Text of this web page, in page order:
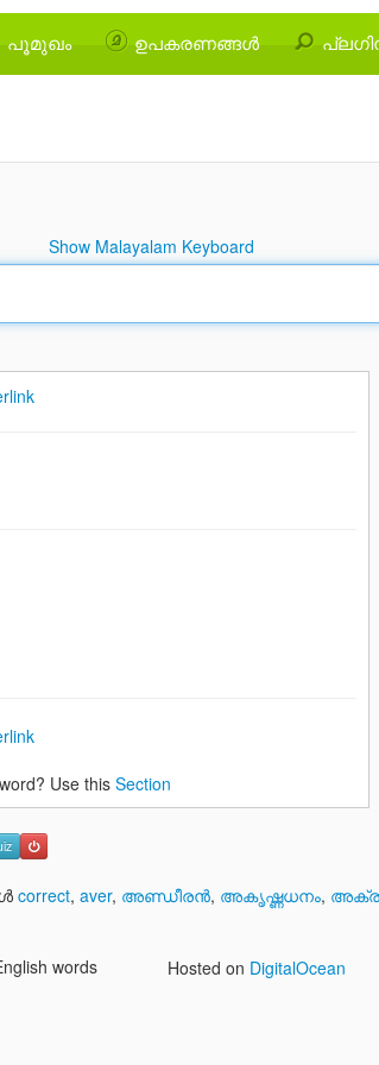
പൂമുഖം ഉപകരണങ്ങള്‍
Show Malayalam Keyboard
Use this Section
correct, aver, അണ്ഡീരന്‍, അകൃഷ്ണധനം,
words Hosted on DigitalOcean